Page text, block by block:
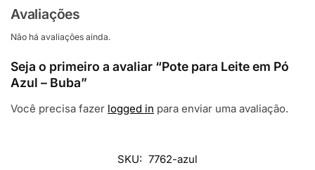
Avaliações
Não há avaliações ainda.
Seja o primeiro a avaliar “Pote para Leite em Pó
Azul – Buba”
Você precisa fazer logged in para enviar uma avaliação.
SKU: 7762-azul